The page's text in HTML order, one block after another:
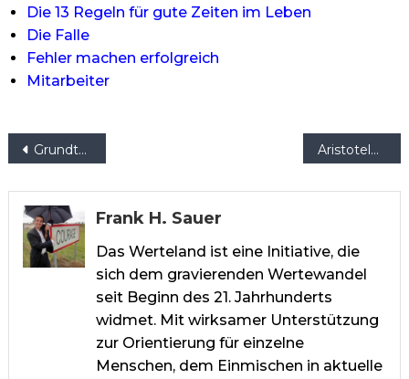
Die 13 Regeln für gute Zeiten im Leben
Die Falle
Fehler machen erfolgreich
Mitarbeiter
Beitragsnavigation
Grundton Aristoteles
Frank H. Sauer
Das Werteland ist eine Initiative, die
sich dem gravierenden Wertewandel
seit Beginn des 21. Jahrhunderts
widmet. Mit wirksamer Unterstützung
zur Orientierung für einzelne
Menschen, dem Einmischen in aktuelle